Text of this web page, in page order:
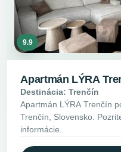
9.9
Apartmán LÝRA
Destinácia: Trenčín
Apartmán LÝRA Trenčín
Trenčín, Slovensko.
informácie.